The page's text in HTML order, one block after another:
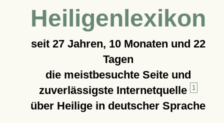
Heiligenlexikon
seit 27 Jahren, 10 Monaten und 22
Tagen
die meistbesuchte Seite und
zuverlässigste Internetquelle
1
über Heilige in deutscher Sprache